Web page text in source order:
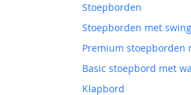
Stoepborden
Stoepborden met
Premium stoepborden
Basic stoepbord met
Klapbord